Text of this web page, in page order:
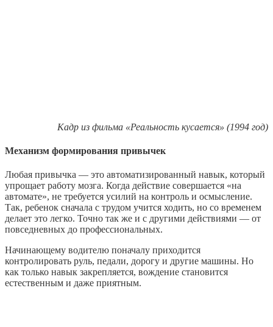
Кадр из фильма «Реальность кусается» (1994 год)
Механизм формирования привычек
Любая привычка — это автоматизированный навык, который
упрощает работу мозга. Когда действие совершается «на
автомате», не требуется усилий на контроль и осмысление.
Так, ребенок сначала с трудом учится ходить, но со временем
делает это легко. Точно так же и с другими действиями — от
повседневных до профессиональных.
Начинающему водителю поначалу приходится
контролировать руль, педали, дорогу и другие машины. Но
как только навык закрепляется, вождение становится
естественным и даже приятным.